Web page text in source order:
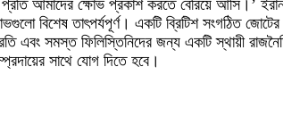
আমাদের ক্ষোভ প্রকাশ করতে বেরিয়ে আসি।’
বিশেষ তাৎপর্যপূর্ণ। একটি ব্রিটিশ সংগঠিত
এবং সমস্ত ফিলিস্তিনিদের জন্য একটি স্থায়ী
সাথে যোগ দিতে হবে।